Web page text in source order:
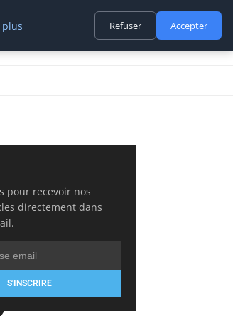
pour recevoir nos
directement dans
S'INSCRIRE
plus Refuser Accepter